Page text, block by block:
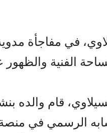
في مفاجأة
الفنية
قام والده
الرسمي في